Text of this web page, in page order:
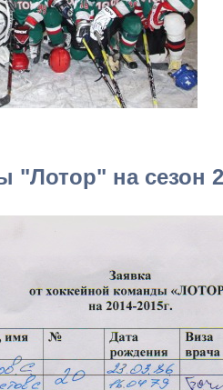
"Лотор" на сезон